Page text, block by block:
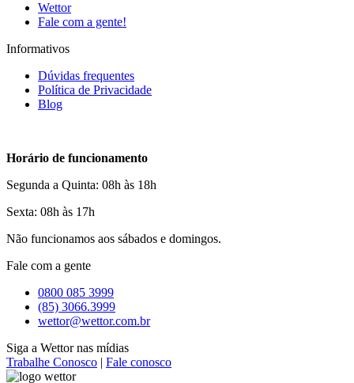
Wettor
Fale com a gente!
Informativos
Dúvidas frequentes
Política de Privacidade
Blog
Horário de funcionamento
Segunda a Quinta: 08h às 18h
Sexta: 08h às 17h
Não funcionamos aos sábados e domingos.
Fale com a gente
0800 085 3999
(85) 3066.3999
wettor@wettor.com.br
Siga a Wettor nas mídias
Trabalhe Conosco | Fale conosco